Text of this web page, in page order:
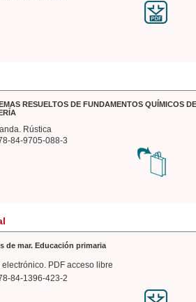
RESUELTOS DE FUNDAMENTOS QUÍMICOS
Rústica
84-9705-088-3
de mar. Educación primaria
electrónico. PDF acceso libre
84-1396-423-2